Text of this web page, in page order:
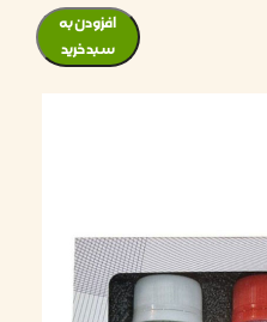
افزودن به
سبد خرید